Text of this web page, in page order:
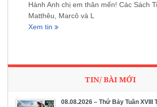
Hành Anh chị em thân mến! Các Sách
Matthêu, Marcô và L
Xem tin
TIN/ BÀI MỚI
08.08.2026 – Thứ Bảy Tuần XVIII